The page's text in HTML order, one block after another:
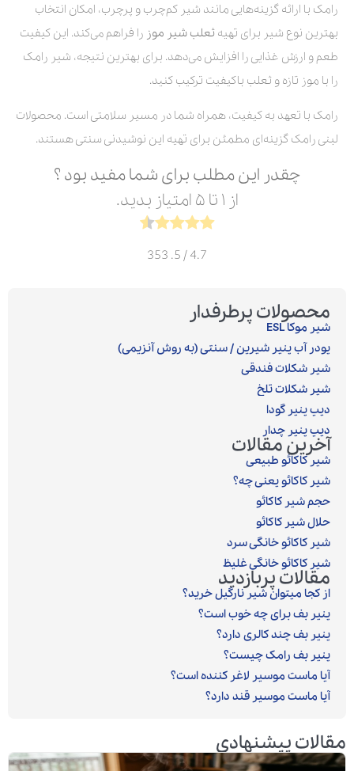
رامک با ارائه گزینه‌هایی مانند شیر کم‌چرب و پرچرب، امکان انتخاب
بهترین نوع شیر برای تهیه ثعلب شیر موز را فراهم می‌کند. این کیفیت
طعم و ارزش غذایی را افزایش می‌دهد. برای بهترین نتیجه، شیر رامک
را با موز تازه و ثعلب باکیفیت ترکیب کنید.
رامک با تعهد به کیفیت، همراه شما در مسیر سلامتی است. محصولات
لبنی رامک گزینه‌ای مطمئن برای تهیه این نوشیدنی سنتی هستند.
چقدر این مطلب برای شما مفید بود ؟
از ۱ تا ۵ امتیاز بدید.
4.7
/ 5.
353
محصولات پرطرفدار
شیر موکا ESL
پودر آب پنیر شیرین / سنتی (به روش آنزیمی)‎
شیر شکلات فندقی
شیر شکلات تلخ
دیپ پنیر گودا
دیپ پنیر چدار
آخرین مقالات
شیر کاکائو طبیعی
شیر کاکائو یعنی چه؟
حجم شیر کاکائو
حلال شیر کاکائو
شیر کاکائو خانگی سرد
شیر کاکائو خانگی غلیظ
مقالات پربازدید
از کجا میتوان شیر نارگیل خرید؟
پنیر بف برای چه خوب است؟
پنیر بف چند کالری دارد؟
پنیر بف رامک چیست؟
آیا ماست موسیر لاغر کننده است؟
آیا ماست موسیر قند دارد؟
مقالات پیشنهادی